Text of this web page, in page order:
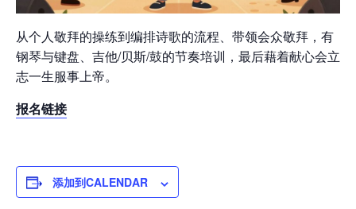
从个人敬拜的操练到编排诗歌的流程、带领会众敬拜，有
钢琴与键盘、吉他/贝斯/鼓的节奏培训，最后藉着献心会立
志一生服事上帝。
报名链接
添加到CALENDAR